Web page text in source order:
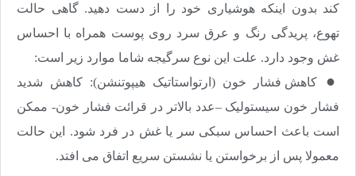
کند بدون اینکه هوشیاری خود را از دست دهید. گاهی حالت
تهوع، پریدگی رنگ و عرق سرد روی پوست همراه با احساس
غش وجود دارد. علت این نوع سرگیجه شاما موارد زیر است:
●
کاهش فشار خون (ارتواستاتیک هیپوتنشن): کاهش شدید
فشار خون سیستولیک –عدد بالاتر در قرائت فشار خون- ممکن
است باعث احساس سبکی سر یا غش در فرد شود. این حالت
معمولا پس از برخواستن یا نشستن سریع اتفاق می افتد.